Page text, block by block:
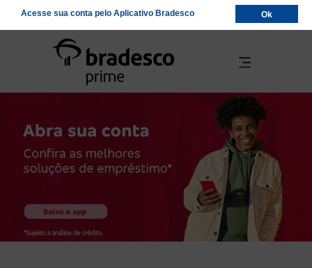
Acesse sua conta pelo Aplicativo Bradesco Ok